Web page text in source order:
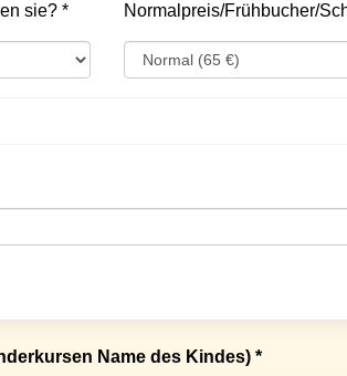
sie? * Normalpreis/Frühbucher/
Name des Kindes) *